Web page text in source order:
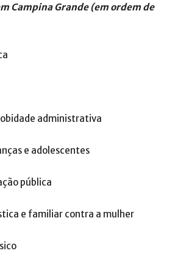
Campina Grande (em ordem de
administrativa
e adolescentes
pública
e familiar contra a mulher